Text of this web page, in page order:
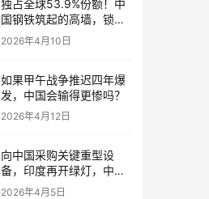
独占全球53.9%份额！中
国钢铁筑起的高墙，锁死
了后发国家的工业化路
2026年4月10日
如果甲午战争推迟四年爆
发，中国会输得更惨吗？
2026年4月12日
向中国采购关键重型设
备，印度再开绿灯，中企
要算好印度风险账
2026年4月5日